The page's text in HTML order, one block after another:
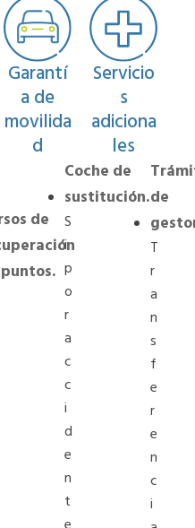
de
Garantí
a de
movilida
d
Coche de
sustitución.
S
i
p
o
r
a
c
c
i
d
e
n
t
Servicio
s
adiciona
les
de
T
r
a
n
s
f
e
r
e
n
c
i